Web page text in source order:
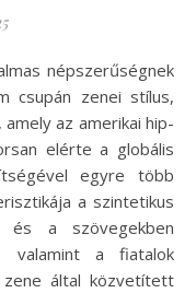
csupán zenei stílus,
az amerikai hip-
elérte a globális
egyre több
a szintetikus
és a szövegekben
valamint a fiatalok
zene által közvetített